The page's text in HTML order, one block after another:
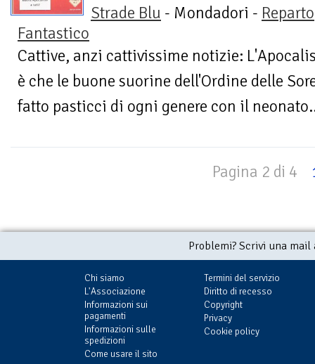
Strade Blu - Mondadori - Reparto
Fantastico
Cattive, anzi cattivissime notizie:
è che le buone suorine dell'Ordine delle
fatto pasticci di ogni genere con il
Pagina 2 di 4
Problemi? Scrivi una
Chi siamo
L'Associazione
Informazioni sui
pagamenti
Informazioni sulle
spedizioni
Come usare il sito
Termini del servizio
Diritto di recesso
Copyright
Privacy
Cookie policy